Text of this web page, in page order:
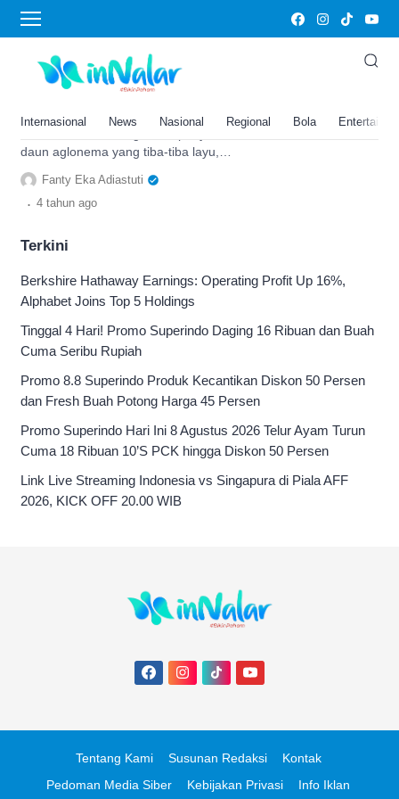
Internasional News Nasional Regional Bola
layu
Daun Aglonema Tiba-tiba Layu,
Apa ya Penyebabnya? Simak
daun aglonema yang tiba-tiba layu,
simak tips di sini untuk dapat
mengatasinya.
Fanty Eka Adiastuti
. 4 tahun ago
Terkini
Berkshire Hathaway Earnings: Operating Profit Up 16%,
Alphabet Joins Top 5 Holdings
Tinggal 4 Hari! Promo Superindo Daging 16 Ribuan dan Buah
Cuma Seribu Rupiah
Promo 8.8 Superindo Produk Kecantikan Diskon 50 Persen
dan Fresh Buah Potong Harga 45 Persen
Promo Superindo Hari Ini 8 Agustus 2026 Telur Ayam Turun
Cuma 18 Ribuan 10’S PCK hingga Diskon 50 Persen
Link Live Streaming Indonesia vs Singapura di Piala AFF
2026, KICK OFF 20.00 WIB
Tentang Kami Susunan Redaksi
Kontak
Pedoman Media Siber
Kebijakan Privasi Info Iklan